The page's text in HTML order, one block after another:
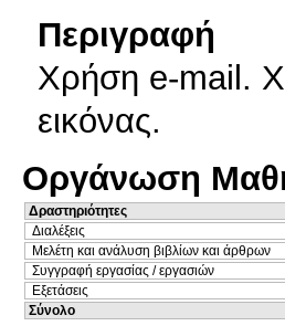
Περιγραφή
Χρήση e-mail.
εικόνας.
Οργάνωση
Δραστηριότητες
Διαλέξεις
Μελέτη και ανάλυση βιβλίων και άρθρων
Συγγραφή εργασίας / εργασιών
Εξετάσεις
Σύνολο